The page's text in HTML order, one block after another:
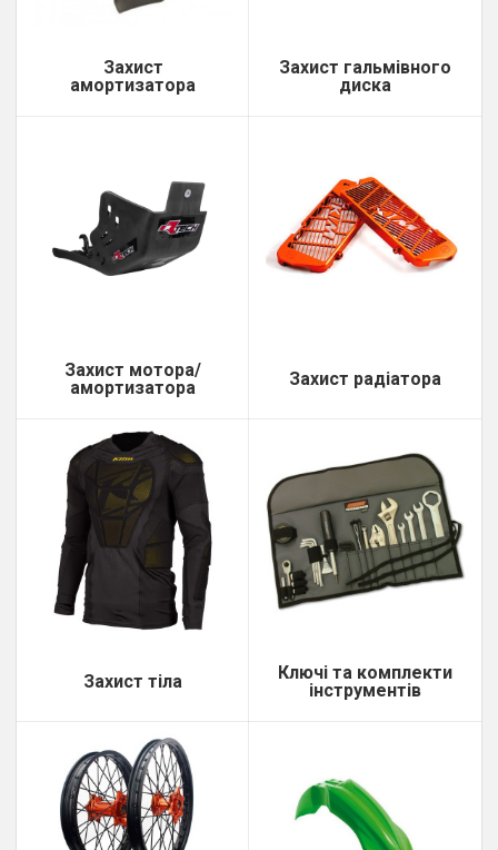
Захист
амортизатора
Захист гальмівного
диска
Захист мотора/
амортизатора
Захист радіатора
Захист тіла
Ключі та комплекти
інструментів